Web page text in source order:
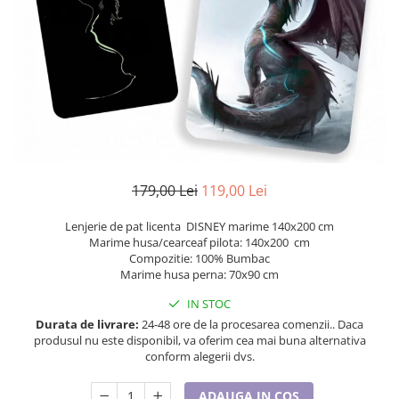
Cadouri barbati
Seturi cadou barbati
Seturi cadou barbati portofel si curea
Ceasuri pentru EL
Cadouri craciun barbati
Cadouri copii bebelusi 0+
Lenjerii de pat Disney
Sticlă pentru apa Personalizată
Seturi cadou pentru copii KID's Collection
Etichete scolare
Sepci personalizate
Bannere personalizate scoli si gradinite
Caserole personalizate sandwich
Agende si caiete personalizate
179,00 Lei 119,00 Lei
Lenjerie de pat licenta DISNEY marime 140x200 cm
Marime husa/cearceaf pilota: 140x200 cm
Compozitie: 100% Bumbac
Marime husa perna: 70x90 cm
IN STOC
Durata de livrare: 24-48 ore de la procesarea comenzii.. Daca
produsul nu este disponibil, va oferim cea mai buna alternativa
conform alegerii dvs.